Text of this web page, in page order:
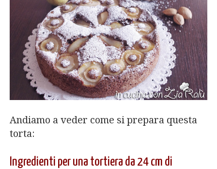
Andiamo a veder come si prepara questa
torta:
Ingredienti per una tortiera da 24 cm di